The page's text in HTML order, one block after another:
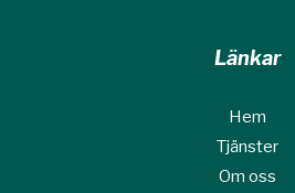
Länkar
Hem
Tjänster
Om oss